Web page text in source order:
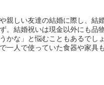
親しい友達の結婚に際し、結
。結婚祝いは現金以外にも品
うかな」と悩むこともあるでし
一人で使っていた食器や家具